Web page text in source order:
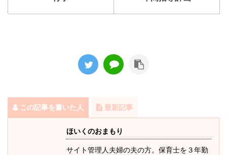
この記事を書いた人 最新記事
ほいくのおまもり
サイト管理人夫婦の夫の方。保育士を３年勤